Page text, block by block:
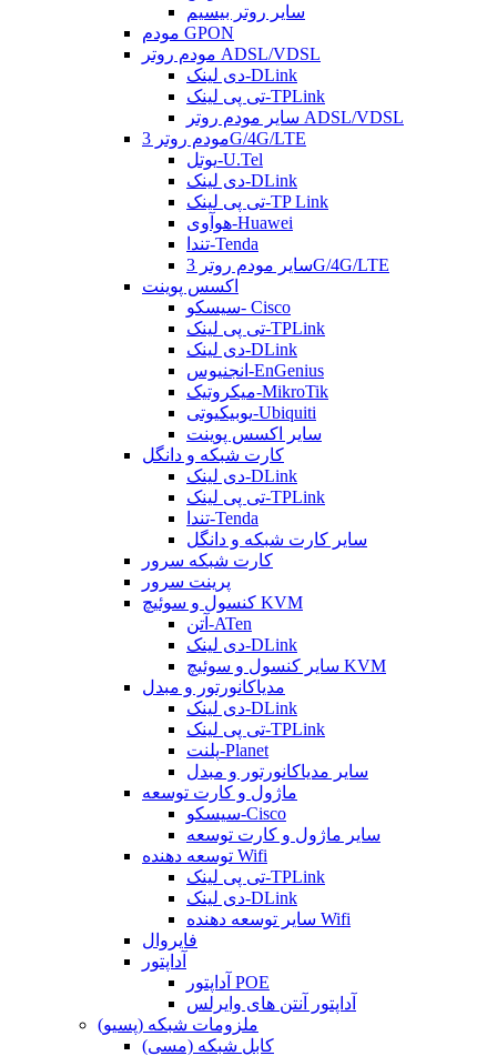
سایر روتر بیسیم
مودم GPON
مودم روتر ADSL/VDSL
دی لینک-DLink
تی پی لینک-TPLink
سایر مودم روتر ADSL/VDSL
مودم روتر 3G/4G/LTE
یوتل-U.Tel
دی لینک-DLink
تی پی لینک-TP Link
هوآوی-Huawei
تندا-Tenda
سایر مودم روتر 3G/4G/LTE
اکسس پوینت
سیسکو- Cisco
تی پی لینک-TPLink
دی لینک-DLink
انجنیوس-EnGenius
میکروتیک-MikroTik
یوبیکیوتی-Ubiquiti
سایر اکسس پوینت
کارت شبکه و دانگل
دی لینک-DLink
تی پی لینک-TPLink
تندا-Tenda
سایر کارت شبکه و دانگل
کارت شبکه سرور
پرینت سرور
کنسول و سوئیچ KVM
آتن-ATen
دی لینک-DLink
سایر کنسول و سوئیچ KVM
مدیاکانورتور و مبدل
دی لینک-DLink
تی پی لینک-TPLink
پلنت-Planet
سایر مدیاکانورتور و مبدل
ماژول و کارت توسعه
سیسکو-Cisco
سایر ماژول و کارت توسعه
توسعه دهنده Wifi
تی پی لینک-TPLink
دی لینک-DLink
سایر توسعه دهنده Wifi
فایروال
آداپتور
آداپتور POE
آداپتور آنتن های وایرلس
ملزومات شبکه (پسیو)
کابل شبکه (مسی)